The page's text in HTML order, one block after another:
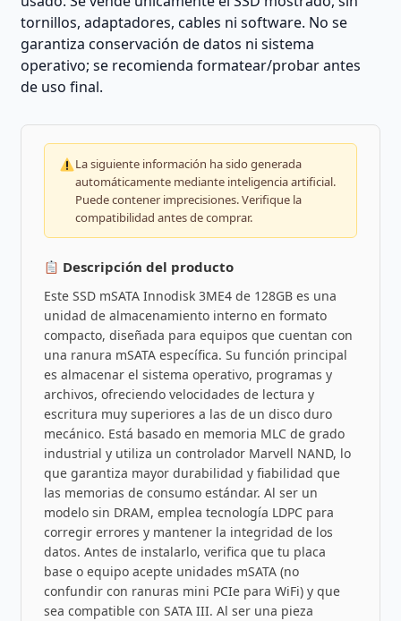
tornillos, adaptadores, cables ni software. No se
garantiza conservación de datos ni sistema
operativo; se recomienda formatear/probar antes
de uso final.
La siguiente información ha sido generada
automáticamente mediante inteligencia artificial.
Puede contener imprecisiones. Verifique la
compatibilidad antes de comprar.
Descripción del producto
Este SSD mSATA Innodisk 3ME4 de 128GB es una
unidad de almacenamiento interno en formato
compacto, diseñada para equipos que cuentan con
una ranura mSATA específica. Su función principal
es almacenar el sistema operativo, programas y
archivos, ofreciendo velocidades de lectura y
escritura muy superiores a las de un disco duro
mecánico. Está basado en memoria MLC de grado
industrial y utiliza un controlador Marvell NAND, lo
que garantiza mayor durabilidad y fiabilidad que
las memorias de consumo estándar. Al ser un
modelo sin DRAM, emplea tecnología LDPC para
corregir errores y mantener la integridad de los
datos. Antes de instalarlo, verifica que tu placa
base o equipo acepte unidades mSATA (no
confundir con ranuras mini PCIe para WiFi) y que
sea compatible con SATA III. Al ser una pieza